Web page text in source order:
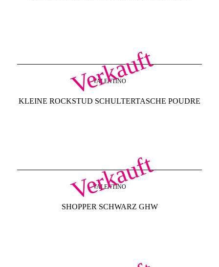
Verkauft
VALENTINO
KLEINE ROCKSTUD SCHULTERTASCHE POUDRE
Verkauft
VALENTINO
SHOPPER SCHWARZ GHW